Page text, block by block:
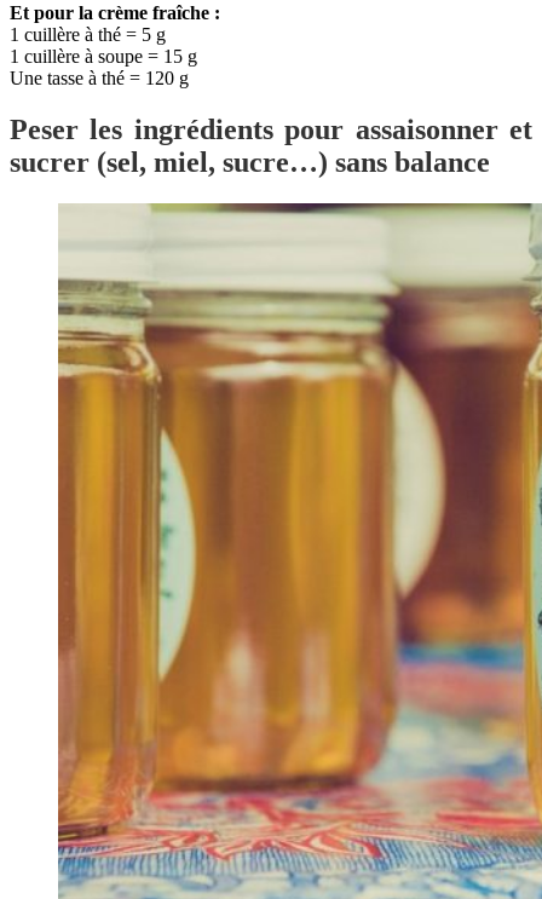
Et pour la crème fraîche :
1 cuillère à thé = 5 g
1 cuillère à soupe = 15 g
Une tasse à thé = 120 g
Peser les ingrédients pour assaisonner et
sucrer (sel, miel, sucre…) sans balance